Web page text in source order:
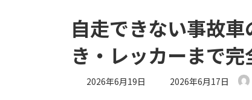
自走できない事故
き・レッカーまで完
2026年6月19日 最終更新日時 :
2026年6月17日